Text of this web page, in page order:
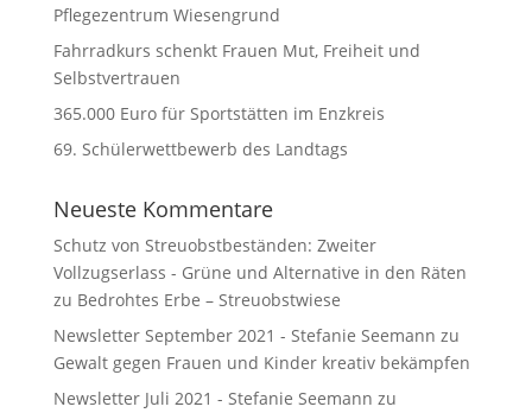
Pflegezentrum Wiesengrund
Fahrradkurs schenkt Frauen Mut, Freiheit und
Selbstvertrauen
365.000 Euro für Sportstätten im Enzkreis
69. Schülerwettbewerb des Landtags
Neueste Kommentare
Schutz von Streuobstbeständen: Zweiter
Vollzugserlass - Grüne und Alternative in den Räten
zu Bedrohtes Erbe – Streuobstwiese
Newsletter September 2021 - Stefanie Seemann zu
Gewalt gegen Frauen und Kinder kreativ bekämpfen
Newsletter Juli 2021 - Stefanie Seemann zu